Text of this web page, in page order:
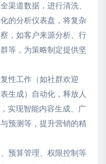
渠道数据，进行清洗、
的分析仪表盘，将复杂
，如客户来源分析、行
等，为策略制定提供坚
性工作（如社群欢迎
生成）自动化，释放人
实现智能内容生成、广
预测等，提升营销的精
预算管理、权限控制等